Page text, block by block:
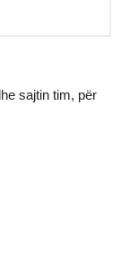
sajtin tim, për